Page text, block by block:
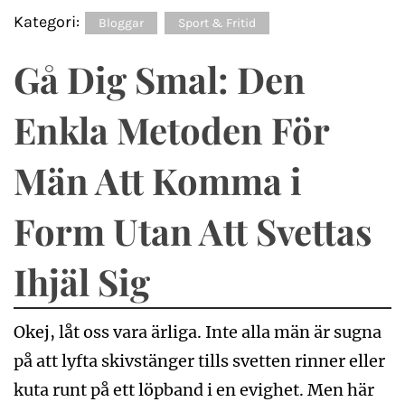
Kategori: Bloggar Sport & Fritid
Gå Dig Smal: Den
Enkla Metoden För
Män Att Komma i
Form Utan Att Svettas
Ihjäl Sig
Okej, låt oss vara ärliga. Inte alla män är sugna
på att lyfta skivstänger tills svetten rinner eller
kuta runt på ett löpband i en evighet. Men här